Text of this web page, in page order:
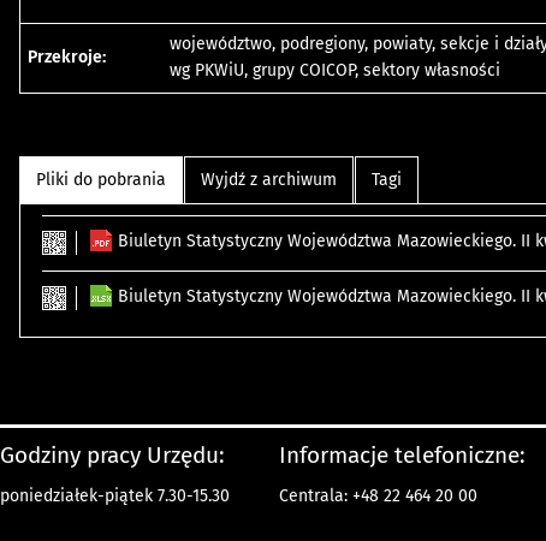
Przekroje:
województwo, podregiony, powiaty, sekcje i
wg PKWiU, grupy COICOP, sektory własności
Pliki do pobrania Wyjdź z archiwum Tagi
Biuletyn Statystyczny Województwa Mazowieckiego. II
Biuletyn Statystyczny Województwa Mazowieckiego. II
Godziny pracy Urzędu:
poniedziałek-piątek 7.30-15.30
Informacje telefoniczne:
Centrala: +48 22 464 20 00